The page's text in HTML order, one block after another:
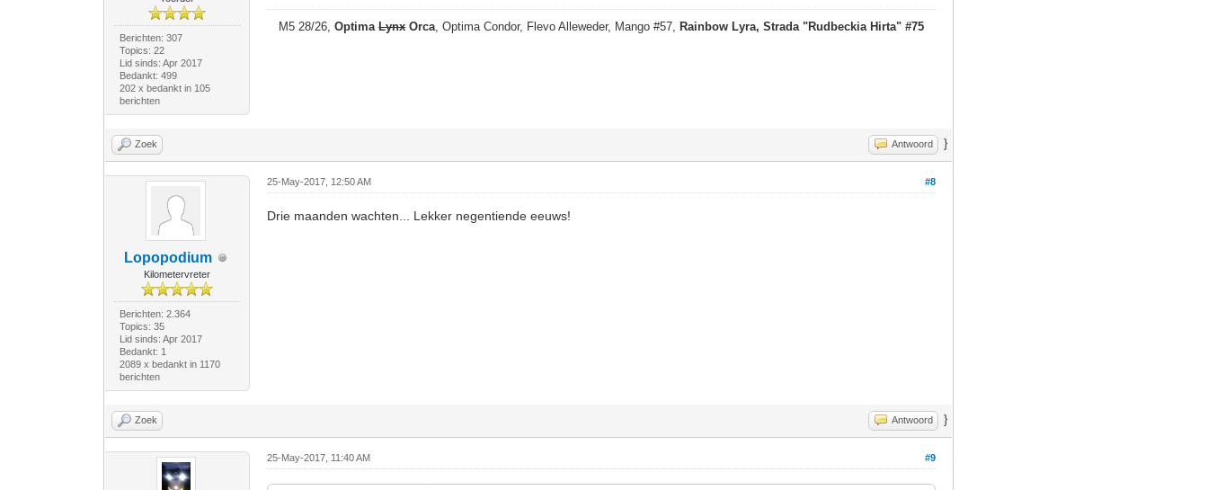
Berichten: 307
Topics: 22
Lid sinds: Apr 2017
Bedankt: 499
202 x bedankt in 105
berichten
M5 28/26,OptimaLynxOrca, Optima Condor, Flevo Alleweder, Mango #57, Rainbow Lyra, Strada "Rudbeckia Hirta" #75
Zoek Antwoord }
Lopopodium
Kilometervreter
Berichten: 2.364
Topics: 35
Lid sinds: Apr 2017
Bedankt: 1
2089 x bedankt in 1170
berichten
#8
25-May-2017, 12:50 AM
Drie maanden wachten... Lekker negentiende eeuws!
Zoek Antwoord }
#9
25-May-2017, 11:40 AM